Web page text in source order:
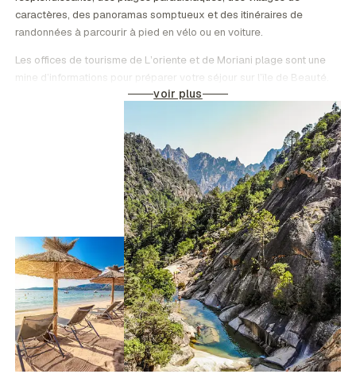
caractères, des panoramas somptueux et des itinéraires de
randonnées à parcourir à pied en vélo ou en voiture.
Les offices de tourisme de L’oriente et de Moriani plage sont une
mine d’informations pour préparer votre séjour sur l’île de Beauté.
voir plus